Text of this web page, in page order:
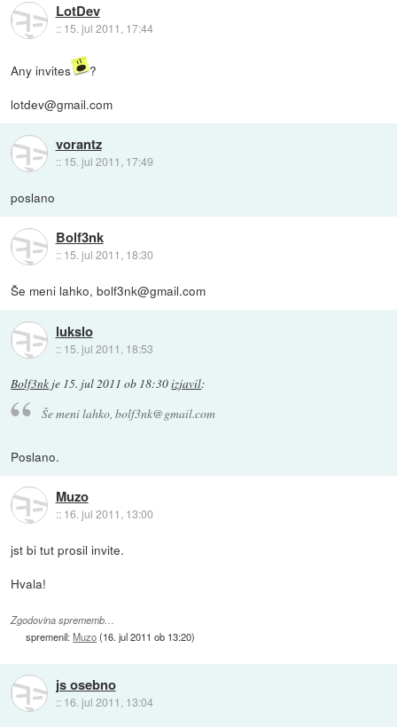
LotDev
:: 15. jul 2011, 17:44
Any invites
?
lotdev@gmail.com
vorantz
:: 15. jul 2011, 17:49
poslano
Bolf3nk
:: 15. jul 2011, 18:30
Še meni lahko, bolf3nk@gmail.com
lukslo
:: 15. jul 2011, 18:53
Bolf3nk je 15. jul 2011 ob 18:30izjavil:
Še meni lahko, bolf3nk@gmail.com
Poslano.
Muzo
:: 16. jul 2011, 13:00
jst bi tut prosil invite.
Hvala!
Zgodovina sprememb…
spremenil:Muzo(16. jul 2011 ob 13:20)
js osebno
:: 16. jul 2011, 13:04